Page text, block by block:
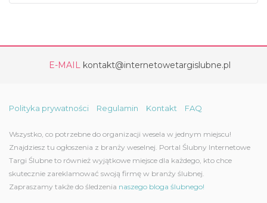
E-MAIL kontakt@internetowetargislubne.pl
Polityka prywatności Regulamin Kontakt FAQ
Wszystko, co potrzebne do organizacji wesela w jednym miejscu!
Znajdziesz tu ogłoszenia z branży weselnej. Portal Ślubny Internetowe
Targi Ślubne to również wyjątkowe miejsce dla każdego, kto chce
skutecznie zareklamować swoją firmę w branży ślubnej.
Zapraszamy także do śledzenia naszego bloga ślubnego!